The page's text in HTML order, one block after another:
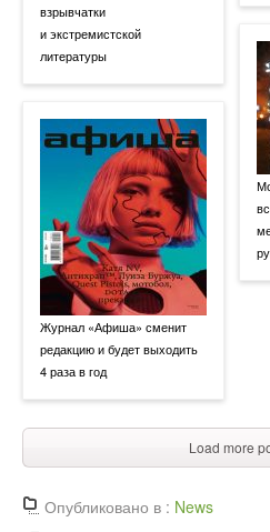
взрывчатки
и экстремистской
литературы
Журнал «Афиша» сменит
редакцию и будет выходить
4 раза в год
Load more
Опубликовано в : News